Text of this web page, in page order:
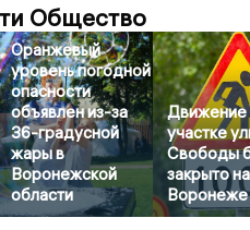
Общество
Оранжевый
уровень погодной
опасности
объявлен из-за
36-градусной
жары в
Воронежской
области
Движение
участке
Свободы
закрыто
Воронеже